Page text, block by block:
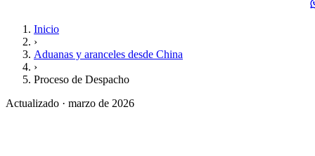
Inicio
›
Aduanas y aranceles desde China
›
Proceso de Despacho
Actualizado · marzo de 2026